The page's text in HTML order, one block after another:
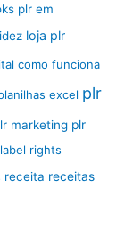
plr em
loja plr
como funciona
excel plr
marketing plr
rights
receita receitas